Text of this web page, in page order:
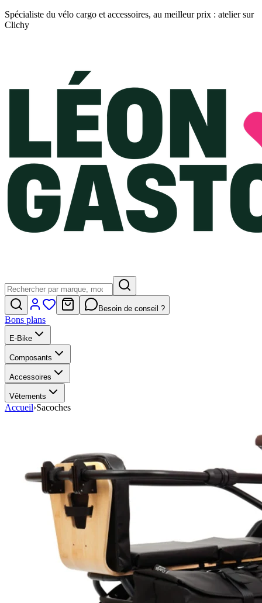
Spécialiste du vélo cargo et accessoires, au meilleur prix : atelier sur
Clichy
Besoin de conseil ?
Bons plans
E-Bike
Composants
Accessoires
Vêtements
Accueil›Sacoches